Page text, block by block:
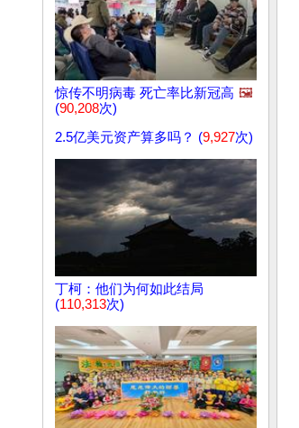
惊传不明病毒 死亡率比新冠高 🖼️
(90,208次)
2.5亿美元资产算多吗？ (9,927次)
丁柯：他们为何如此结局
(110,313次)